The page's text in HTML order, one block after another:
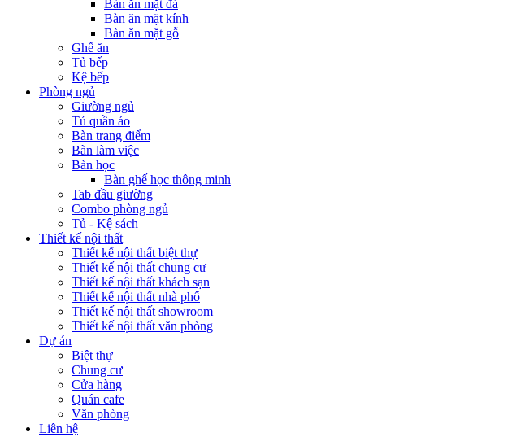
Bàn ăn mặt đá
Bàn ăn mặt kính
Bàn ăn mặt gỗ
Ghế ăn
Tủ bếp
Kệ bếp
Phòng ngủ
Giường ngủ
Tủ quần áo
Bàn trang điểm
Bàn làm việc
Bàn học
Bàn ghế học thông minh
Tab đầu giường
Combo phòng ngủ
Tủ - Kệ sách
Thiết kế nội thất
Thiết kế nội thất biệt thự
Thiết kế nội thất chung cư
Thiết kế nội thất khách sạn
Thiết kế nội thất nhà phố
Thiết kế nội thất showroom
Thiết kế nội thất văn phòng
Dự án
Biệt thự
Chung cư
Cửa hàng
Quán cafe
Văn phòng
Liên hệ